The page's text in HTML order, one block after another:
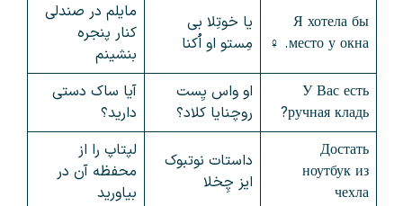
Я хотела бы
место у окна. ♀
یا خوتِلا بی
مِستو او اُکنا
مایلم در صندلی
کنار پنجره
بنشینم
У Вас есть
ручная кладь?
او واس یِست
روچنایا کلاد؟
آیا ساک دستی
دارید؟
Достать
ноутбук из
чехла
داستات نوتبوک
ایز چِخلا
لپتاپ را از
محفظه آن در
بیاورید